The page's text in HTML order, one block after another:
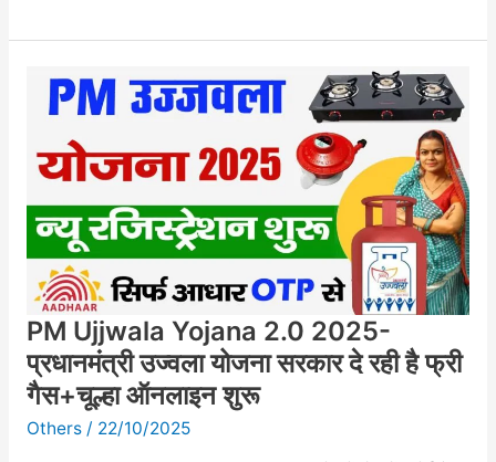
PM Ujjwala Yojana 2.0 2025-
प्रधानमंत्री उज्वला योजना सरकार दे रही है फ्री
गैस+चूल्हा ऑनलाइन शुरू
Others/ 22/10/2025
Ujjwala
Yojana
2025-
उज्वला
सरकार
दे
रही
है
फ्री
गैस+चूल्हा
ऑनलाइन